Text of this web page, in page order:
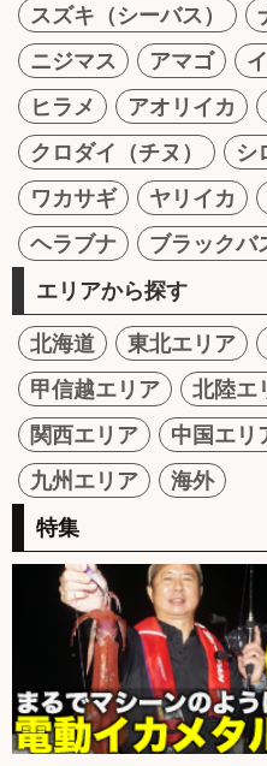
スズキ（シーバス）
ニジマス
アマゴ
ヒラメ
アオリイカ
クロダイ（チヌ）
シ
ワカサギ
ヤリイカ
ヘラブナ
ブラックバ
エリアから探す
北海道 東北エリア
甲信越エリア
北陸エ
関西エリア
中国エリ
九州エリア
海外
特集